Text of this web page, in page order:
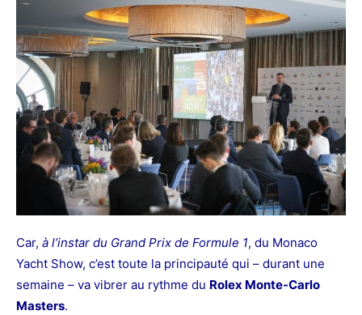
Car, à l’instar du Grand Prix de Formule 1, du Monaco
Yacht Show, c’est toute la principauté qui – durant une
semaine – va vibrer au rythme du Rolex Monte-Carlo
Masters.